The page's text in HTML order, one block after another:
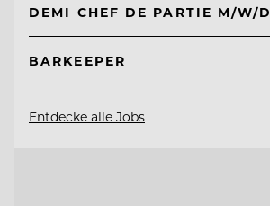
DEMI CHEF DE PARTIE M/W/D
BARKEEPER
Entdecke alle Jobs